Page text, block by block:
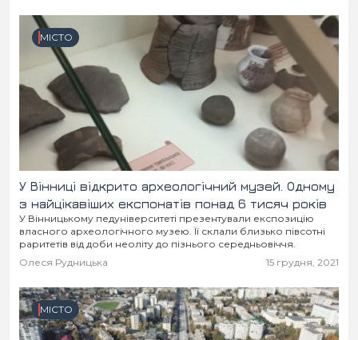
МІСТО
У Вінниці відкрито археологічний музей. Одному
з найцікавіших експонатів понад 6 тисяч років
У Вінницькому педуніверситеті презентували експозицію
власного археологічного музею. Її склали близько півсотні
раритетів від доби неоліту до пізнього середньовіччя.
Олеся Рудницька
15 грудня, 2021
МІСТО